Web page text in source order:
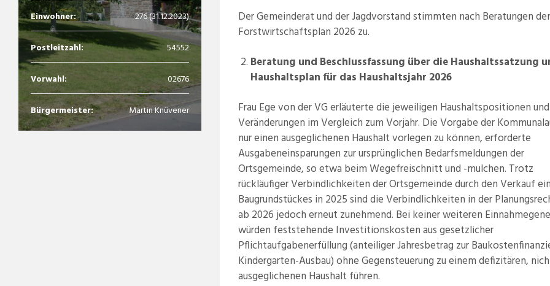
Einwohner: 276 (31.12.2023)
Postleitzahl: 54552
Vorwahl: 02676
Bürgermeister: Martin Knüvener
Der Gemeinderat und der Jagdvorstand stimmten nach Beratungen
Forstwirtschaftsplan 2026 zu.
Beratung und Beschlussfassung über die Haushaltssatzung
Haushaltsplan für das Haushaltsjahr 2026
Frau Ege von der VG erläuterte die jeweiligen Haushaltspositionen
Veränderungen im Vergleich zum Vorjahr. Die Vorgabe der
nur einen ausgeglichenen Haushalt vorlegen zu können, erforderte
Ausgabeneinsparungen zur ursprünglichen Bedarfsmeldungen der
Ortsgemeinde, so etwa beim Wegefreischnitt und -mulchen. Trotz
rückläufiger Verbindlichkeiten der Ortsgemeinde durch den Verkauf
Baugrundstückes in 2025 sind die Verbindlichkeiten in der
ab 2026 jedoch erneut zunehmend. Bei keiner weiteren
würden feststehende Investitionskosten aus gesetzlicher
Pflichtaufgabenerfüllung (anteiliger Jahresbetrag zur
Kindergarten-Ausbau) ohne Gegensteuerung zu einem defizitären,
ausgeglichenen Haushalt führen.